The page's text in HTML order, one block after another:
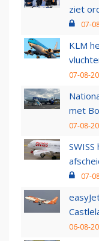
ziet
07-
KLM
07-08-
met
07-08-
07-
06-08-